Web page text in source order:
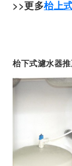
>>更多枱上
枱下式濾水器